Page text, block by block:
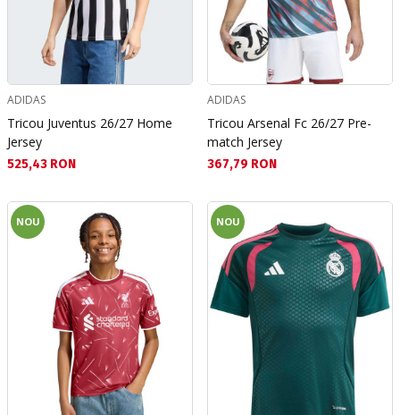
ADIDAS
Tricou Juventus 26/27 Home
Jersey
Текуща цена:
525,43 RON
ADIDAS
Tricou Arsenal Fc 26/27 Pre-
match Jersey
Текуща цена:
367,79 RON
NOU NOU